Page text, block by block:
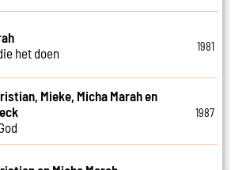
het doen
1981
Mieke, Micha Marah en
1987